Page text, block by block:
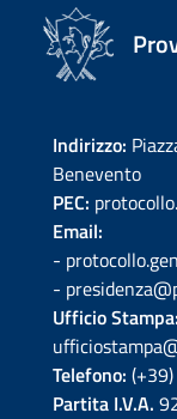
Indirizzo:
Benevento
PEC:
Email:
-
-
Ufficio Stampa:
Telefono:
Partita I.V.A.